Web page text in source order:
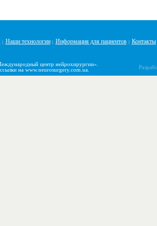
| Наши технологии| Информация для пациентов| Контакты
центр нейрохирургии».
на www.neurosurgery.com.ua.